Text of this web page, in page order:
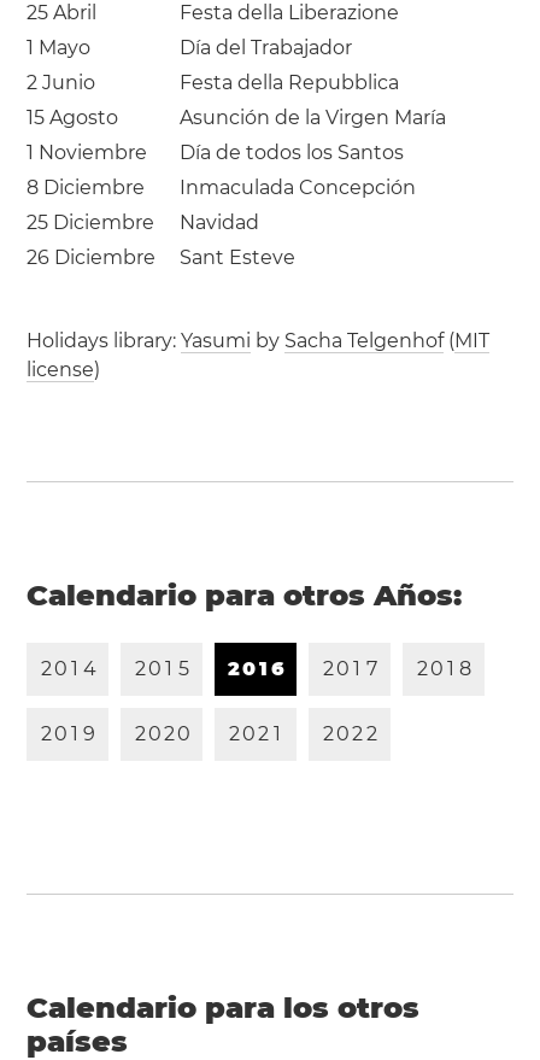
25 Abril
Festa della Liberazione
1 Mayo
Día del Trabajador
2 Junio
Festa della Repubblica
15 Agosto
Asunción de la Virgen María
1 Noviembre
Día de todos los Santos
8 Diciembre
Inmaculada Concepción
25 Diciembre
Navidad
26 Diciembre
Sant Esteve
Holidays library:Yasumi by Sacha Telgenhof(MIT
license)
Calendario para otros Años:
20 1 4 20 1 5 201 6 20 1 7 20 1 8
20 1 9 2020 202 1 2022
Calendario para los otros
países